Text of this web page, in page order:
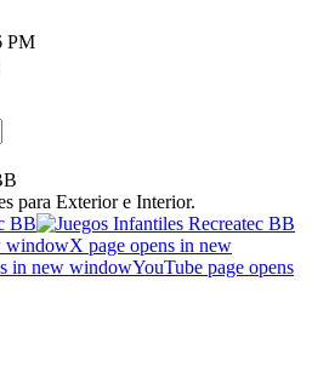
PM
para Exterior e Interior.
windowX page opens in new
in new windowYouTube page opens